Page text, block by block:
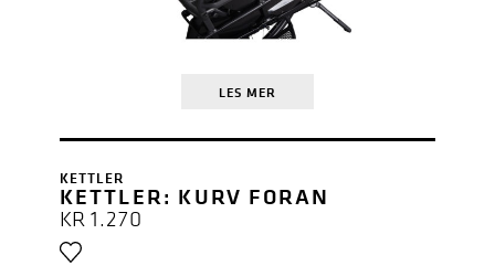
LES MER
KETTLER
KETTLER: KURV FORAN
KR1.270